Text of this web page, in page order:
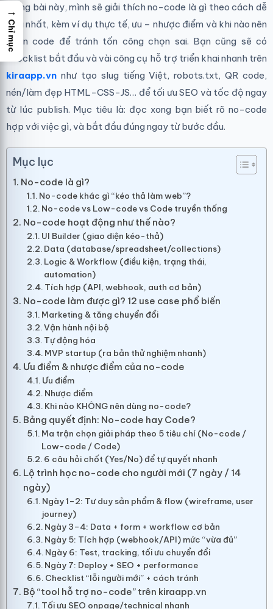
Trong bài này, mình sẽ giải thích no-code là gì theo cách dễ
hiểu nhất, kèm ví dụ thực tế, ưu – nhược điểm và khi nào nên
chọn code để tránh tốn công chọn sai. Bạn cũng sẽ có
checklist bắt đầu và vài công cụ hỗ trợ triển khai nhanh trên
kiraapp.vn như tạo slug tiếng Việt, robots.txt, QR code,
nén/làm đẹp HTML-CSS-JS… để tối ưu SEO và tốc độ ngay
từ lúc publish. Mục tiêu là: đọc xong bạn biết rõ no-code
hợp với việc gì, và bắt đầu đúng ngay từ bước đầu.
Mục lục
No-code là gì?
No-code khác gì “kéo thả làm web”?
No-code vs Low-code vs Code truyền thống
No-code hoạt động như thế nào?
UI Builder (giao diện kéo-thả)
Data (database/spreadsheet/collections)
Logic & Workflow (điều kiện, trạng thái,
automation)
Tích hợp (API, webhook, auth cơ bản)
No-code làm được gì? 12 use case phổ biến
Marketing & tăng chuyển đổi
Vận hành nội bộ
Tự động hóa
MVP startup (ra bản thử nghiệm nhanh)
Ưu điểm & nhược điểm của no-code
Ưu điểm
Nhược điểm
Khi nào KHÔNG nên dùng no-code?
Bảng quyết định: No-code hay Code?
Ma trận chọn giải pháp theo 5 tiêu chí (No-code /
Low-code / Code)
6 câu hỏi chốt (Yes/No) để tự quyết nhanh
Lộ trình học no-code cho người mới (7 ngày / 14
ngày)
Ngày 1–2: Tư duy sản phẩm & flow (wireframe, user
journey)
Ngày 3–4: Data + form + workflow cơ bản
Ngày 5: Tích hợp (webhook/API) mức “vừa đủ”
Ngày 6: Test, tracking, tối ưu chuyển đổi
Ngày 7: Deploy + SEO + performance
Checklist “lỗi người mới” + cách tránh
Bộ “tool hỗ trợ no-code” trên kiraapp.vn
Tối ưu SEO onpage/technical nhanh
→
Chỉ mục